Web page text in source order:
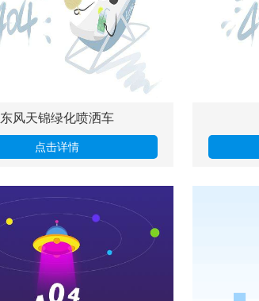
东风天锦绿化喷洒车
点击详情